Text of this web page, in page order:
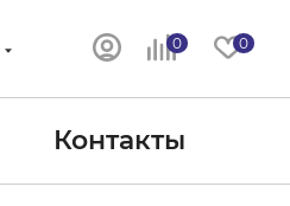
0 0
Контакты